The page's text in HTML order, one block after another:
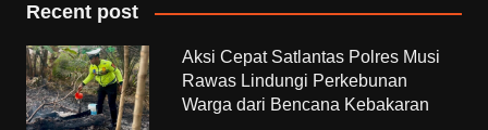
Recent post
Aksi Cepat Satlantas Polres Musi
Rawas Lindungi Perkebunan
Warga dari Bencana Kebakaran